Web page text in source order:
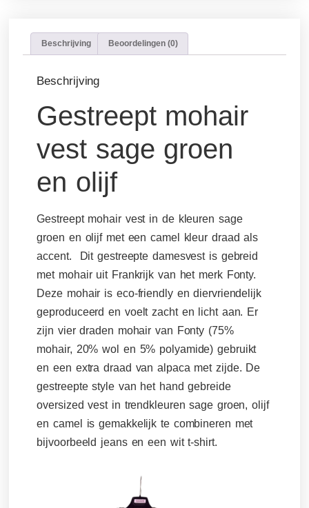
Beschrijving Beoordelingen (0)
Beschrijving
Gestreept mohair
vest sage groen
en olijf
Gestreept mohair vest in de kleuren sage
groen en olijf met een camel kleur draad als
accent. Dit gestreepte damesvest is gebreid
met mohair uit Frankrijk van het merk Fonty.
Deze mohair is eco-friendly en diervriendelijk
geproduceerd en voelt zacht en licht aan. Er
zijn vier draden mohair van Fonty (75%
mohair, 20% wol en 5% polyamide) gebruikt
en een extra draad van alpaca met zijde. De
gestreepte style van het hand gebreide
oversized vest in trendkleuren sage groen, olijf
en camel is gemakkelijk te combineren met
bijvoorbeeld jeans en een wit t-shirt.